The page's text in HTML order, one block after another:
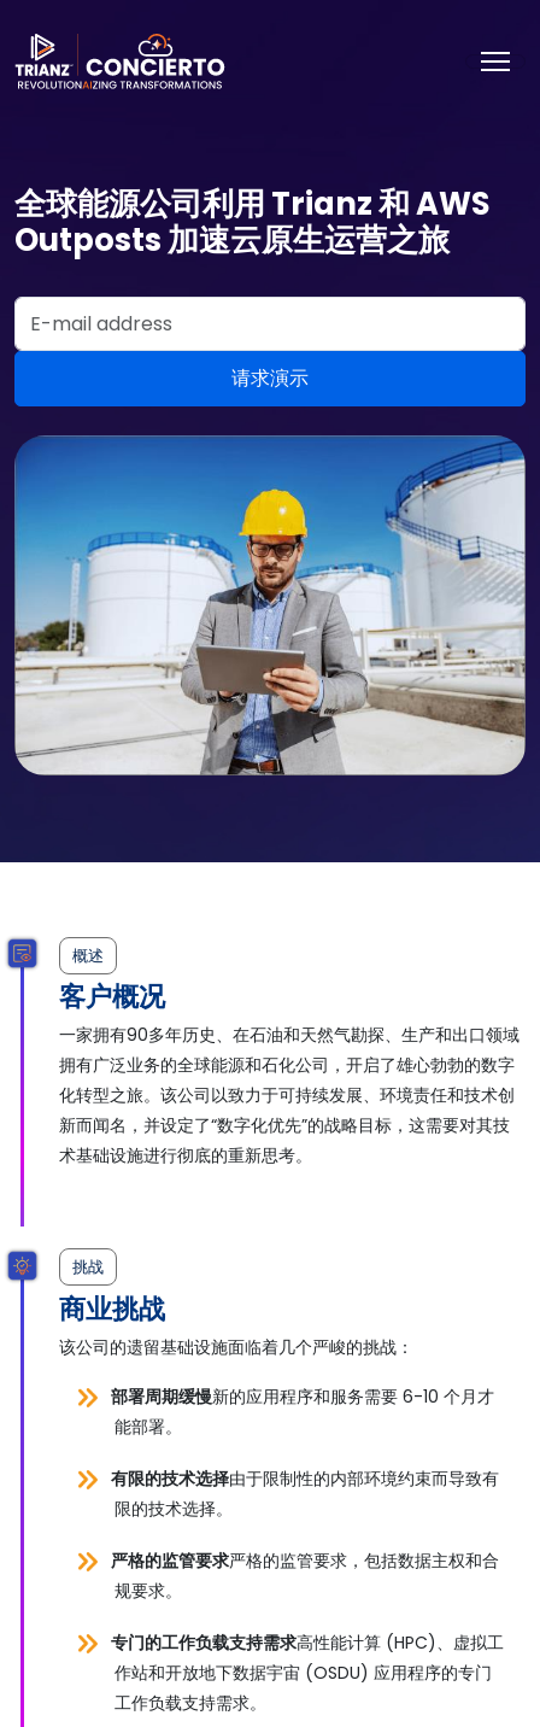
全球能源公司利用 Trianz 和 AWS
Outposts 加速云原生运营之旅
Email Address
概述
客户概况
一家拥有90多年历史、在石油和天然气勘探、生产和出口领域
拥有广泛业务的全球能源和石化公司，开启了雄心勃勃的数字
化转型之旅。该公司以致力于可持续发展、环境责任和技术创
新而闻名，并设定了“数字化优先”的战略目标，这需要对其技
术基础设施进行彻底的重新思考。
挑战
商业挑战
该公司的遗留基础设施面临着几个严峻的挑战：
部署周期缓慢新的应用程序和服务需要 6-10 个月才
能部署。
有限的技术选择由于限制性的内部环境约束而导致有
限的技术选择。
严格的监管要求严格的监管要求，包括数据主权和合
规要求。
专门的工作负载支持需求高性能计算 (HPC)、虚拟工
作站和开放地下数据宇宙 (OSDU) 应用程序的专门
工作负载支持需求。